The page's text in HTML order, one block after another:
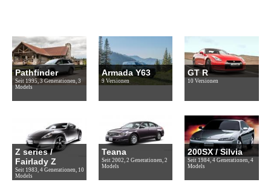
Pathfinder
Seit 1995, 3 Generationen, 3
Models
Armada Y63
9 Versionen
GT R
10 Versionen
Z series /
Fairlady Z
Seit 1983, 4 Generationen, 10
Models
Teana
Seit 2002, 2 Generationen, 2
Models
200SX / Silvia
Seit 1984, 4 Generationen, 4
Models